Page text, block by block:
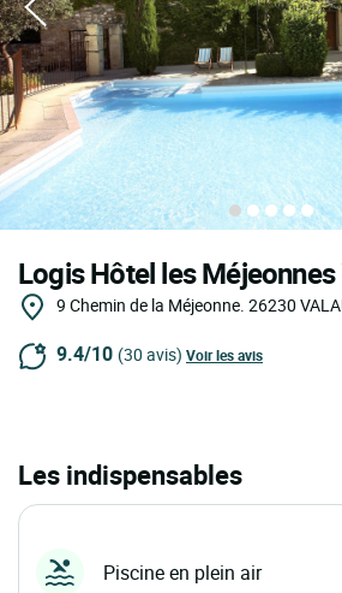
Logis Hôtel les Méjeonnes
9 Chemin de la Méjeonne. 26230
9.4/10 (30 avis) Voir les avis
Les indispensables
Piscine en plein air